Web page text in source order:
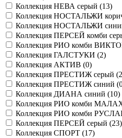
Коллекция НЕВА серый (13)
Коллекция НОСТАЛЬЖИ
Коллекция НОСТАЛЬЖИ
Коллекция ПЕРСЕЙ комби
Коллекция РИО комби
Коллекция ГАЛСТУКИ (2)
Коллекция АКТИВ (0)
Коллекция ПРЕСТИЖ серый (
Коллекция ПРЕСТИЖ синий (
Коллекция ДИАНА синий (10)
Коллекция РИО комби
Коллекция РИО комби
Коллекция ПЕРСЕЙ серый (23)
Коллекция СПОРТ (17)